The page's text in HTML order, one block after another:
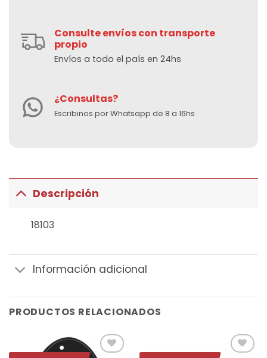
Consulte envíos con transporte
propio
Envíos a todo el país en 24hs
¿Consultas?
Escribinos por Whatsapp de 8 a 16hs
Descripción
18103
Información adicional
PRODUCTOS RELACIONADOS